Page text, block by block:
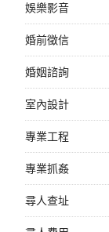
娛樂影音
婚前徵信
婚姻諮詢
室內設計
專業工程
專業抓姦
尋人查址